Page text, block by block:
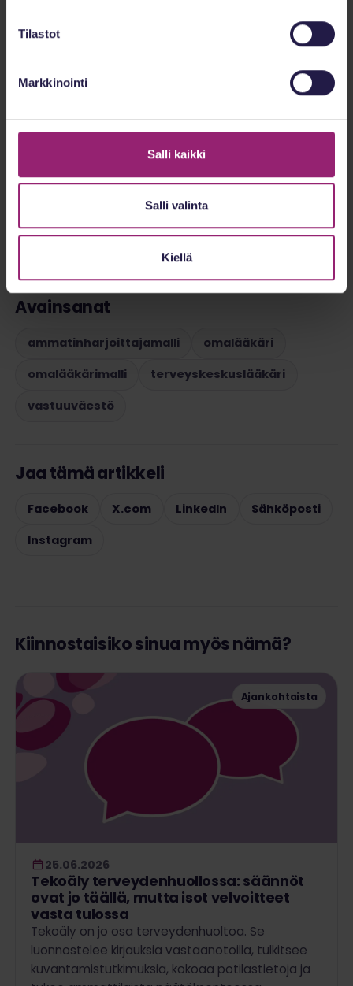
Tilastot
Markkinointi
Salli kaikki
Salli valinta
Kiellä
Roopelta!
Liiketoimintajohtaja
0400 436 130
roope.warro@solohealth.fi
Avainsanat
ammatinharjoittajamalli
omalääkäri
omalääkärimalli
terveyskeskuslääkäri
vastuuväestö
Jaa tämä artikkeli
Facebook X.com LinkedIn
Sähköposti
Instagram
Kiinnostaisiko sinua myös nämä?
Ajankohtaista
25.06.2026
Tekoäly terveydenhuollossa: säännöt
ovat jo täällä, mutta isot velvoitteet
vasta tulossa
Tekoäly on jo osa terveydenhuoltoa. Se
luonnostelee kirjauksia vastaanotoilla, tulkitsee
kuvantamistutkimuksia, kokoaa potilastietoja ja